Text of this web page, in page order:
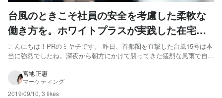
台風のときこそ社員の安全を考慮した柔軟な
働き方を。ホワイトプラスが実践した在宅勤
務とは？
こんにちは！PRのミヤチです。 昨日、首都圏を直撃した台風15号は本
当に強烈でしたね。深夜から朝方にかけて襲ってきた猛烈な風雨で自宅
た。 関東各地では建物の被害や停電など、被害が多く出ています。被
害に遭われた皆様には心よりお見舞い申し上げます。 台風の...
宮地 正惠
マーケティング
2019/09/10, 3 likes